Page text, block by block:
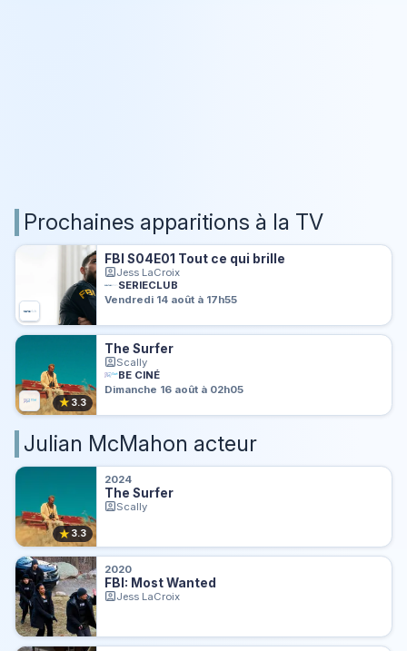
Prochaines apparitions à la TV
FBI S04E01 Tout ce qui brille
Jess LaCroix
SERIECLUB
Vendredi 14 août à 17h55
★ 3.3
The Surfer
Scally
BE CINÉ
Dimanche 16 août à 02h05
Julian McMahon acteur
★ 3.3
2024
The Surfer
Scally
2020
FBI: Most Wanted
Jess LaCroix